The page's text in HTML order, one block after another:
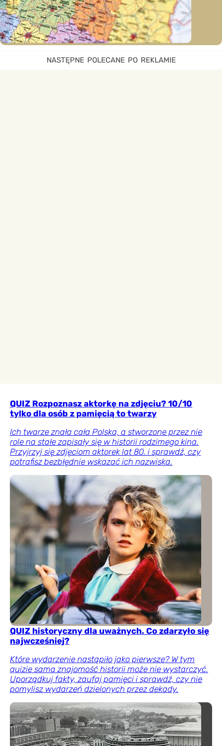
QUIZ Rozpoznasz aktorkę na zdjęciu? 10/10
tylko dla osób z pamięcią to twarzy
Ich twarze znała cała Polska, a stworzone przez nie
role na stałe zapisały się w historii rodzimego kina.
Przyjrzyj się zdjęciom aktorek lat 80. i sprawdź, czy
potrafisz bezbłędnie wskazać ich nazwiska.
QUIZ historyczny dla uważnych. Co zdarzyło się
najwcześniej?
Które wydarzenie nastąpiło jako pierwsze? W tym
quizie sama znajomość historii może nie wystarczyć.
Uporządkuj fakty, zaufaj pamięci i sprawdź, czy nie
pomylisz wydarzeń dzielonych przez dekady.